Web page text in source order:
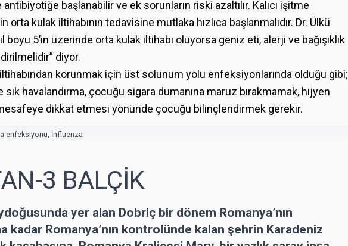
başlanabilir ve ek sorunların riski azaltılır. Kalıcı işitme
orta kulak iltihabının tedavisine mutlaka hızlıca başlanmalıdır. Dr. Ülkü
boyu 5’in üzerinde orta kulak iltihabı oluyorsa geniz eti, alerji ve bağışıklık
diyor.
korunmak için üst solunum yolu enfeksiyonlarında olduğu gibi;
havalandırma, çocuğu sigara dumanına maruz bırakmamak, hijyen
dikkat etmesi yönünde çocuğu bilinçlendirmek gerekir.
enfeksiyonu İnfluenza
3 BALÇİK
yer alan Dobriç bir dönem Romanya’nın
kadar Romanya’nın kontrolünde kalan şehrin Karadeniz